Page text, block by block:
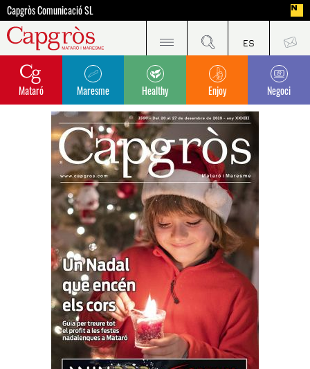
Capgròs Comunicació SL
Mataró Maresme Healthy Enjoy Negoci